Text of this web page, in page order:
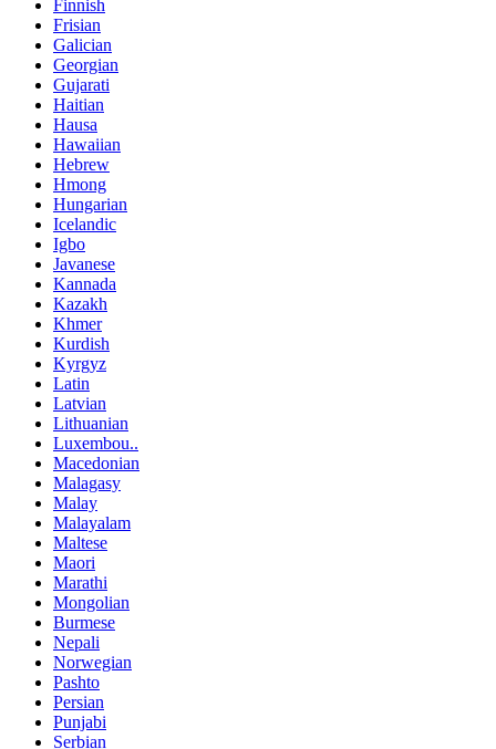
Finnish
Frisian
Galician
Georgian
Gujarati
Haitian
Hausa
Hawaiian
Hebrew
Hmong
Hungarian
Icelandic
Igbo
Javanese
Kannada
Kazakh
Khmer
Kurdish
Kyrgyz
Latin
Latvian
Lithuanian
Luxembou..
Macedonian
Malagasy
Malay
Malayalam
Maltese
Maori
Marathi
Mongolian
Burmese
Nepali
Norwegian
Pashto
Persian
Punjabi
Serbian